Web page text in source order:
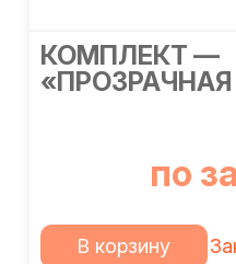
КОМПЛЕКТ —
по
В корзину